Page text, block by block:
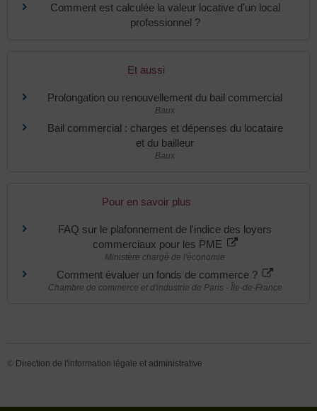
Comment est calculée la valeur locative d'un local
professionnel ?
Et aussi
Prolongation ou renouvellement du bail commercial
Baux
Bail commercial : charges et dépenses du locataire
et du bailleur
Baux
Pour en savoir plus
FAQ sur le plafonnement de l'indice des loyers
commerciaux pour les PME
Ministère chargé de l'économie
Comment évaluer un fonds de commerce ?
Chambre de commerce et d'industrie de Paris - Île-de-France
© Direction de l'information légale et administrative